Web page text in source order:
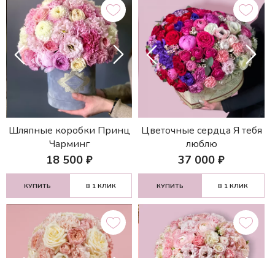
Шляпные коробки Принц
Чарминг
18 500₽
КУПИТЬ В 1 КЛИК
Цветочные сердца Я тебя
люблю
37 000 ₽
КУПИТЬ В 1 КЛИК